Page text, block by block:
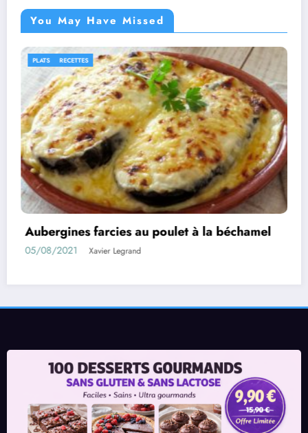
You May Have Missed
IDÉES RECETTES RECETTES
Rouleaux d’aubergines farcies
01/08/2021